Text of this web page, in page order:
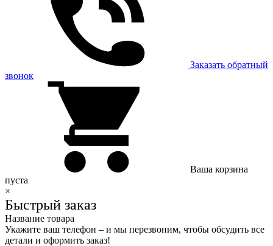
Заказать обратный
звонок
Ваша корзина
пуста
×
Быстрый заказ
Название товара
Укажите ваш телефон – и мы перезвоним, чтобы обсудить все
детали и оформить заказ!